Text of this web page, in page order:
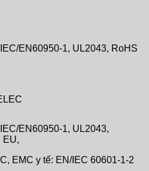
EN60950-1, UL2043, RoHS
EN60950-1, UL2043,
EU,
EMC y tế: EN/IEC 60601-1-2